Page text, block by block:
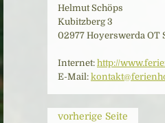
Helmut Schöps
Kubitzberg 3
02977 Hoyerswerda OT
Internet: http://
E-Mail:
vorherige Seite